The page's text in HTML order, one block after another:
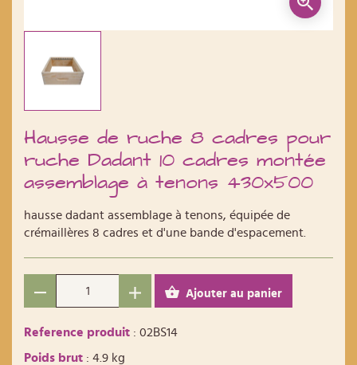
Hausse de ruche 8 cadres pour
ruche Dadant 10 cadres montée
assemblage à tenons 430x500
hausse dadant assemblage à tenons, équipée de
crémaillères 8 cadres et d'une bande d'espacement.
Ajouter au panier
Reference produit : 02BS14
Poids brut : 4.9 kg